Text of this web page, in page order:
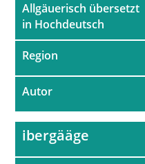
Allgäuerisch übersetzt
in Hochdeutsch
Region
Autor
ibergääge